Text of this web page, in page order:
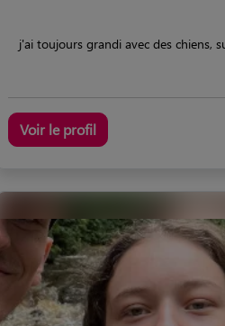
j'ai toujours grandi avec des chiens,
Voir le profil